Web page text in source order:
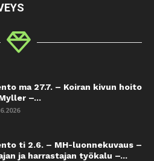
ma 27.7. – Koiran kivun hoito
–...
ti 2.6. – MH-luonnekuvaus –
ja harrastajan työkalu –...